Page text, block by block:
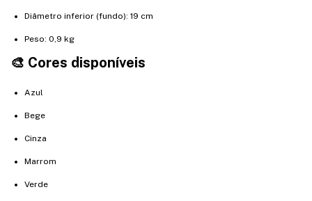
Diâmetro inferior (fundo): 19 cm
Peso: 0,9 kg
🎨 Cores disponíveis
Azul
Bege
Cinza
Marrom
Verde